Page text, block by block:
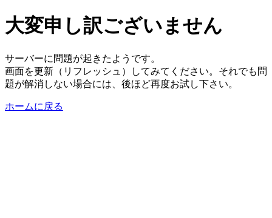
大変申し訳ございません
サーバーに問題が起きたようです。
画面を更新（リフレッシュ）してみてください。それでも問
題が解消しない場合には、後ほど再度お試し下さい。
ホームに戻る